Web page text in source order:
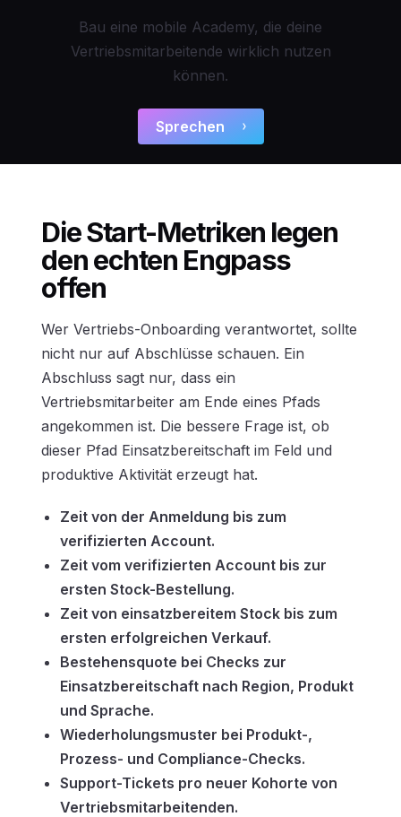
Bau eine mobile Academy, die deine
Vertriebsmitarbeitende wirklich nutzen
können.
Sprechen
Die Start-Metriken legen
den echten Engpass
offen
Wer Vertriebs-Onboarding verantwortet, sollte
nicht nur auf Abschlüsse schauen. Ein
Abschluss sagt nur, dass ein
Vertriebsmitarbeiter am Ende eines Pfads
angekommen ist. Die bessere Frage ist, ob
dieser Pfad Einsatzbereitschaft im Feld und
produktive Aktivität erzeugt hat.
Zeit von der Anmeldung bis zum
verifizierten Account.
Zeit vom verifizierten Account bis zur
ersten Stock-Bestellung.
Zeit von einsatzbereitem Stock bis zum
ersten erfolgreichen Verkauf.
Bestehensquote bei Checks zur
Einsatzbereitschaft nach Region, Produkt
und Sprache.
Wiederholungsmuster bei Produkt-,
Prozess- und Compliance-Checks.
Support-Tickets pro neuer Kohorte von
Vertriebsmitarbeitenden.